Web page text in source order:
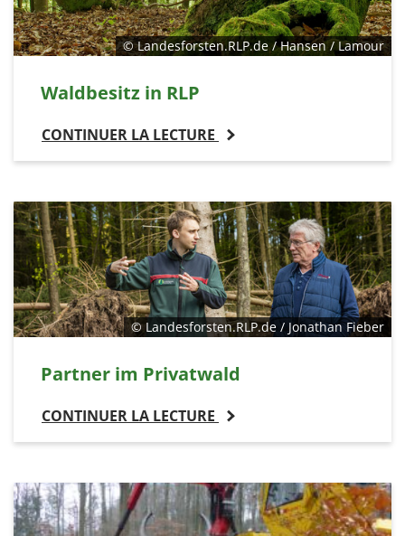
© Landesforsten.RLP.de / Hansen / Lamour
Waldbesitz in RLP
CONTINUER LA LECTURE
© Landesforsten.RLP.de / Jonathan Fieber
Partner im Privatwald
CONTINUER LA LECTURE